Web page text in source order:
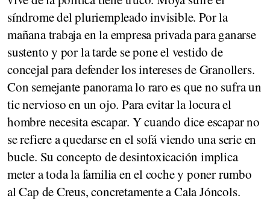
síndrome del pluriempleado invisible. Por la
mañana trabaja en la empresa privada para ganarse
sustento y por la tarde se pone el vestido de
concejal para defender los intereses de Granollers.
Con semejante panorama lo raro es que no sufra un
tic nervioso en un ojo. Para evitar la locura el
hombre necesita escapar. Y cuando dice escapar no
se refiere a quedarse en el sofá viendo una serie en
bucle. Su concepto de desintoxicación implica
meter a toda la familia en el coche y poner rumbo
al Cap de Creus, concretamente a Cala Jóncols.